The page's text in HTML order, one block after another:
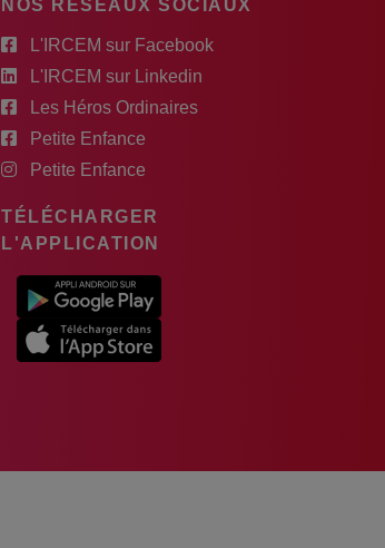
NOS RÉSEAUX SOCIAUX
L'IRCEM sur Facebook
L'IRCEM sur Linkedin
Les Héros Ordinaires
Petite Enfance
Petite Enfance
TÉLÉCHARGER
L'APPLICATION